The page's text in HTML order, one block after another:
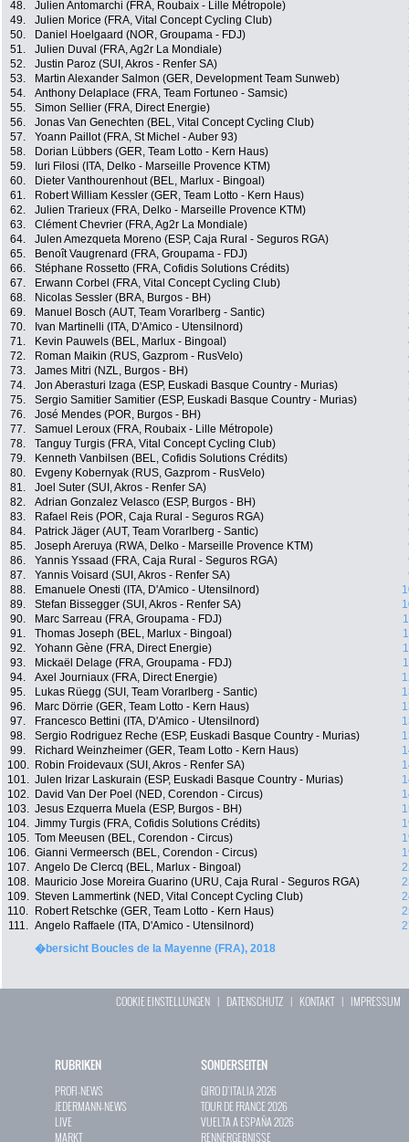
48.
Julien Antomarchi (FRA, Roubaix - Lille Métropole)
49.
Julien Morice (FRA, Vital Concept Cycling Club)
50.
Daniel Hoelgaard (NOR, Groupama - FDJ)
51.
Julien Duval (FRA, Ag2r La Mondiale)
52.
Justin Paroz (SUI, Akros - Renfer SA)
53.
Martin Alexander Salmon (GER, Development Team Sunweb)
54.
Anthony Delaplace (FRA, Team Fortuneo - Samsic)
55.
Simon Sellier (FRA, Direct Energie)
56.
Jonas Van Genechten (BEL, Vital Concept Cycling Club)
57.
Yoann Paillot (FRA, St Michel - Auber 93)
58.
Dorian Lübbers (GER, Team Lotto - Kern Haus)
59.
Iuri Filosi (ITA, Delko - Marseille Provence KTM)
60.
Dieter Vanthourenhout (BEL, Marlux - Bingoal)
61.
Robert William Kessler (GER, Team Lotto - Kern Haus)
62.
Julien Trarieux (FRA, Delko - Marseille Provence KTM)
63.
Clément Chevrier (FRA, Ag2r La Mondiale)
64.
Julen Amezqueta Moreno (ESP, Caja Rural - Seguros RGA)
65.
Benoît Vaugrenard (FRA, Groupama - FDJ)
66.
Stéphane Rossetto (FRA, Cofidis Solutions Crédits)
67.
Erwann Corbel (FRA, Vital Concept Cycling Club)
68.
Nicolas Sessler (BRA, Burgos - BH)
69.
Manuel Bosch (AUT, Team Vorarlberg - Santic)
70.
Ivan Martinelli (ITA, D'Amico - Utensilnord)
71.
Kevin Pauwels (BEL, Marlux - Bingoal)
72.
Roman Maikin (RUS, Gazprom - RusVelo)
73.
James Mitri (NZL, Burgos - BH)
74.
Jon Aberasturi Izaga (ESP, Euskadi Basque Country - Murias)
75.
Sergio Samitier Samitier (ESP, Euskadi Basque Country - Murias)
76.
José Mendes (POR, Burgos - BH)
77.
Samuel Leroux (FRA, Roubaix - Lille Métropole)
78.
Tanguy Turgis (FRA, Vital Concept Cycling Club)
79.
Kenneth Vanbilsen (BEL, Cofidis Solutions Crédits)
80.
Evgeny Kobernyak (RUS, Gazprom - RusVelo)
81.
Joel Suter (SUI, Akros - Renfer SA)
82.
Adrian Gonzalez Velasco (ESP, Burgos - BH)
83.
Rafael Reis (POR, Caja Rural - Seguros RGA)
84.
Patrick Jäger (AUT, Team Vorarlberg - Santic)
85.
Joseph Areruya (RWA, Delko - Marseille Provence KTM)
86.
Yannis Yssaad (FRA, Caja Rural - Seguros RGA)
87.
Yannis Voisard (SUI, Akros - Renfer SA)
88.
Emanuele Onesti (ITA, D'Amico - Utensilnord)
89.
Stefan Bissegger (SUI, Akros - Renfer SA)
90.
Marc Sarreau (FRA, Groupama - FDJ)
91.
Thomas Joseph (BEL, Marlux - Bingoal)
92.
Yohann Gène (FRA, Direct Energie)
93.
Mickaël Delage (FRA, Groupama - FDJ)
94.
Axel Journiaux (FRA, Direct Energie)
95.
Lukas Rüegg (SUI, Team Vorarlberg - Santic)
96.
Marc Dörrie (GER, Team Lotto - Kern Haus)
97.
Francesco Bettini (ITA, D'Amico - Utensilnord)
98.
Sergio Rodriguez Reche (ESP, Euskadi Basque Country - Murias)
99.
Richard Weinzheimer (GER, Team Lotto - Kern Haus)
100.
Robin Froidevaux (SUI, Akros - Renfer SA)
101. Julen Irizar Laskurain (ESP, Euskadi Basque Country - Murias)
102.
David Van Der Poel (NED, Corendon - Circus)
103. Jesus Ezquerra Muela (ESP, Burgos - BH)
104. Jimmy Turgis (FRA, Cofidis Solutions Crédits)
105. Tom Meeusen (BEL, Corendon - Circus)
106. Gianni Vermeersch (BEL, Corendon - Circus)
107. Angelo De Clercq (BEL, Marlux - Bingoal)
108.
Mauricio Jose Moreira Guarino (URU, Caja Rural - Seguros RGA)
109. Steven Lammertink (NED, Vital Concept Cycling Club)
110.
Robert Retschke (GER, Team Lotto - Kern Haus)
111. Angelo Raffaele (ITA, D'Amico - Utensilnord)
�bersicht Boucles de la Mayenne (FRA), 2018
COOKIE EINSTELLUNGEN | DATENSCHUTZ | KONTAKT| IMPRESSUM
RUBRIKEN
PROFI-NEWS
JEDERMANN-NEWS
LIVE
MARKT
SONDERSEITEN
GIRO D`ITALIA 2026
TOUR DE FRANCE 2026
VUELTA A ESPAÑA 2026
RENNERGEBNISSE